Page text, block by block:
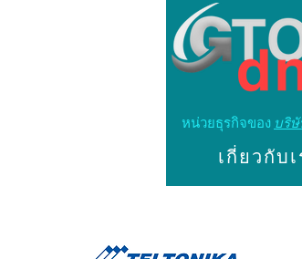
หน่วยธุรกิจของ บริษั
เกี่ยวกับเ